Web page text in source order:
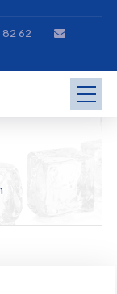
82 62